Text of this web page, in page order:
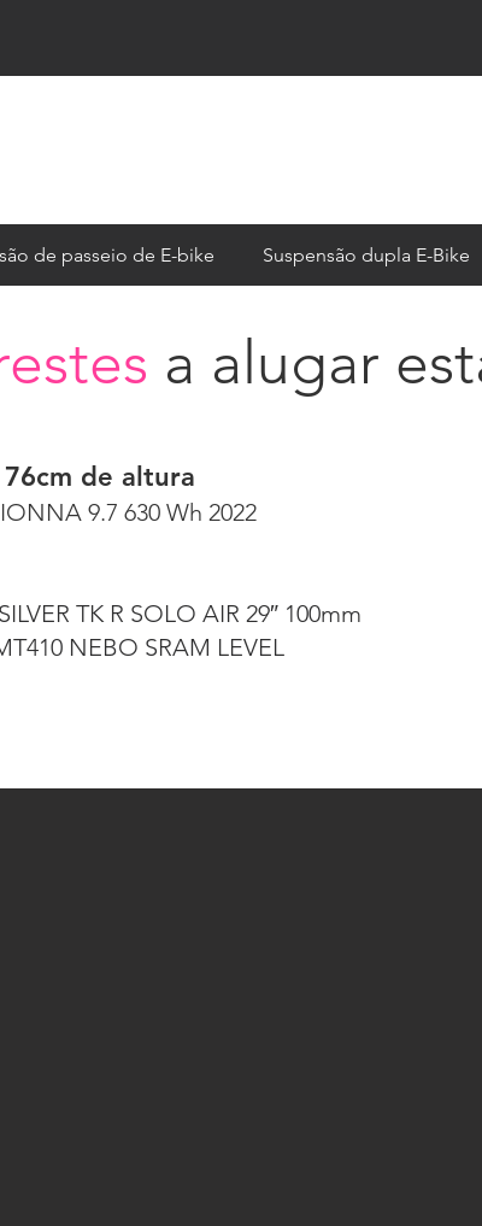
de passeio de E-bike Suspensão dupla E-Bike
a alugar
de altura
9.7 630 Wh 2022
TK R SOLO AIR 29″ 100mm
NEBO SRAM LEVEL